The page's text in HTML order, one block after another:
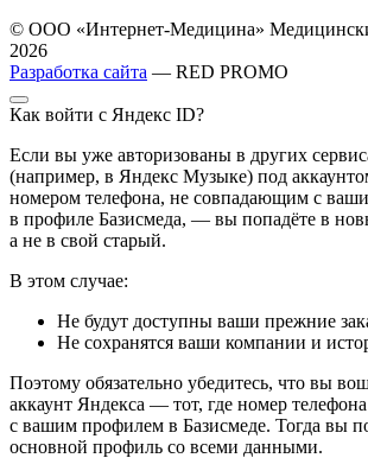
© ООО «Интернет-Медицина»
2026
Разработка сайта — RED PROMO
Как войти с Яндекс ID?
Если вы уже авторизованы в других
(например, в Яндекс Музыке) под
номером телефона, не совпадающим с
в профиле Базисмеда, — вы попадёте в
а не в свой старый.
В этом случае:
Не будут доступны ваши прежние
Не сохранятся ваши компании и
Поэтому обязательно убедитесь, что вы
аккаунт Яндекса — тот, где номер телефона
с вашим профилем в Базисмеде. Тогда вы
основной профиль со всеми данными.